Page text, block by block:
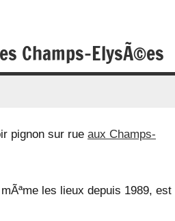
Champs-ElysÃ©es
pignon sur rue aux Champs-
les lieux depuis 1989, est